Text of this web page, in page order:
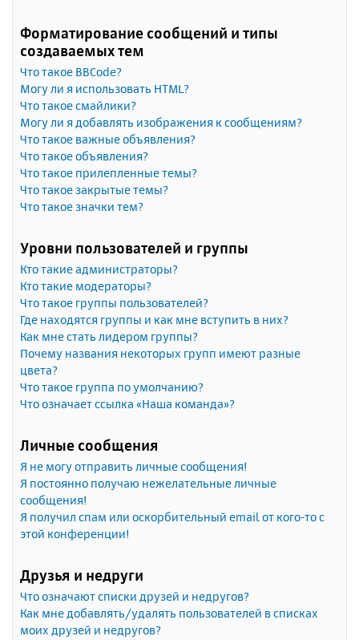
Форматирование сообщений и типы
создаваемых тем
Что такое BBCode?
Могу ли я использовать HTML?
Что такое смайлики?
Могу ли я добавлять изображения к сообщениям?
Что такое важные объявления?
Что такое объявления?
Что такое прилепленные темы?
Что такое закрытые темы?
Что такое значки тем?
Уровни пользователей и группы
Кто такие администраторы?
Кто такие модераторы?
Что такое группы пользователей?
Где находятся группы и как мне вступить в них?
Как мне стать лидером группы?
Почему названия некоторых групп имеют разные
цвета?
Что такое группа по умолчанию?
Что означает ссылка «Наша команда»?
Личные сообщения
Я не могу отправить личные сообщения!
Я постоянно получаю нежелательные личные
сообщения!
Я получил спам или оскорбительный email от кого-то с
этой конференции!
Друзья и недруги
Что означают списки друзей и недругов?
Как мне добавлять/удалять пользователей в списках
моих друзей и недругов?